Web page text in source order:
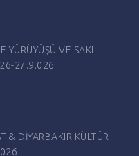
YÜRÜYÜŞÜ VE SAKLI
26-27.9.026
& DİYARBAKIR KÜLTÜR